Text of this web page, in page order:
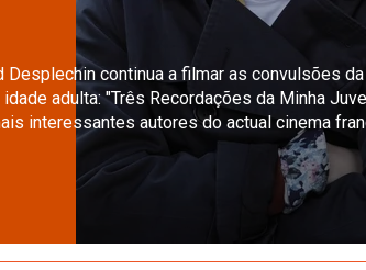
Desplechin continua a filmar as convulsões
adulta: "Três Recordações da Minha
interessantes autores do actual cinema